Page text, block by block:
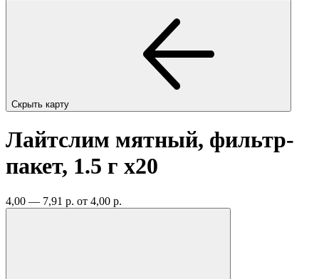
Скрыть карту
Лайтслим мятный, фильтр-
пакет, 1.5 г x20
4,00 — 7,91 р. от 4,00 р.